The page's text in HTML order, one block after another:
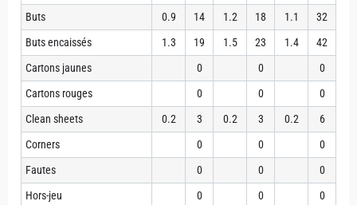
Buts 0.9 14 1.2 18 1.1
32
Buts encaissés
1.3 19 1.5 23 1.4
42
Cartons jaunes
0 0
0
Cartons rouges
0 0
0
Clean sheets
0.2 3 0.2 3 0.2
6
Corners
0 0
0
Fautes
0 0
0
Hors-jeu
0 0
0